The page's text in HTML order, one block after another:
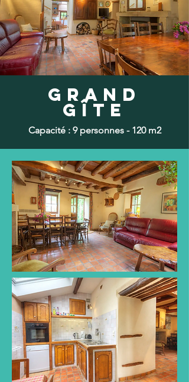
GRAND
GÎTE
Capacité : 9 personnes - 120 m2